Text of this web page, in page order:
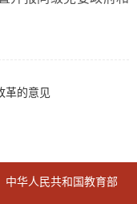
革的意见
中华人民共和国教育部